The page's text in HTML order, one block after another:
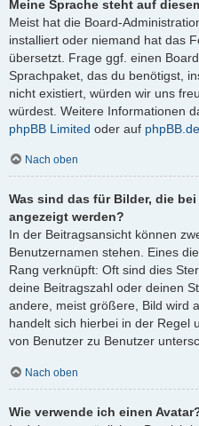
Meine Sprache steht auf
Meist hat die Board-
installiert oder niemand hat das
übersetzt. Frage ggf. einen
Sprachpaket, das du benötigst,
nicht existiert, würden wir uns
würdest. Weitere Informationen
phpBB Limited oder auf phpBB.de
Nach oben
Was sind das für Bilder, die
angezeigt werden?
In der Beitragsansicht können
Benutzernamen stehen. Eines
Rang verknüpft: Oft sind dies
deine Beitragszahl oder deinen
andere, meist größere, Bild wird
handelt sich hierbei in der Regel
von Benutzer zu Benutzer
Nach oben
Wie verwende ich einen